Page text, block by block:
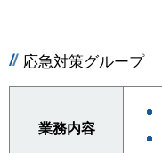
応急対策グループ
業務内容